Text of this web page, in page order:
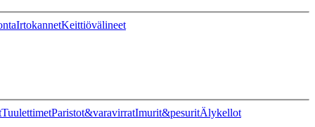
IrtokannetKeittiövälineet
TuulettimetParistot&varavirratImurit&pesuritÄlykellot